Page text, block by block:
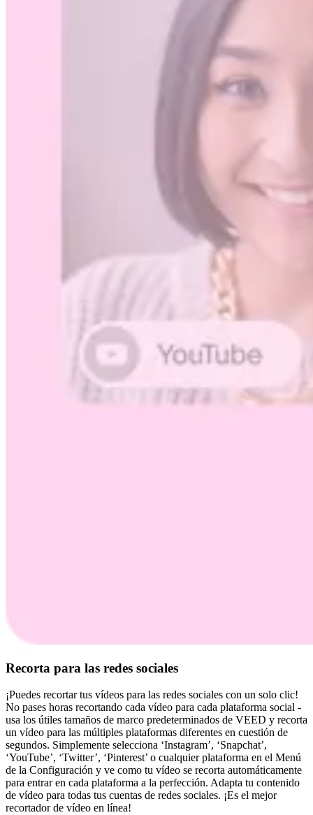
Recorta para las redes sociales
¡Puedes recortar tus vídeos para las redes sociales con un solo clic!
No pases horas recortando cada vídeo para cada plataforma social -
usa los útiles tamaños de marco predeterminados de VEED y recorta
un vídeo para las múltiples plataformas diferentes en cuestión de
segundos. Simplemente selecciona ‘Instagram’, ‘Snapchat’,
‘YouTube’, ‘Twitter’, ‘Pinterest’ o cualquier plataforma en el Menú
de la Configuración y ve como tu vídeo se recorta automáticamente
para entrar en cada plataforma a la perfección. Adapta tu contenido
de vídeo para todas tus cuentas de redes sociales. ¡Es el mejor
recortador de vídeo en línea!